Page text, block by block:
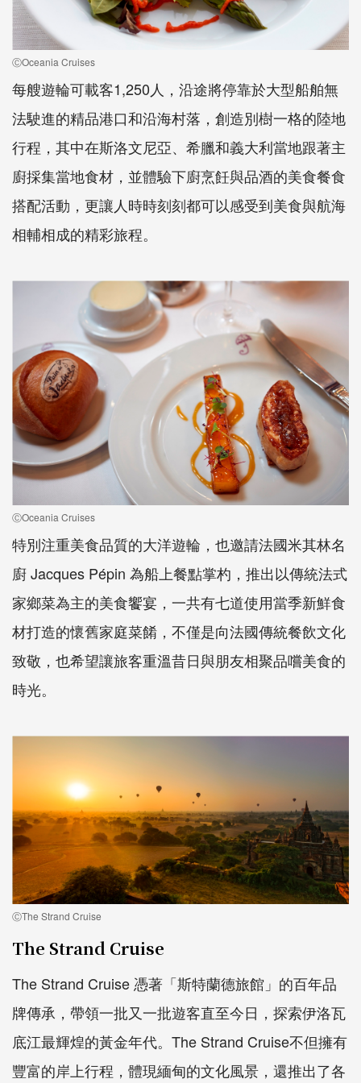
ⒸOceania Cruises
每艘遊輪可載客1,250人，沿途將停靠於大型船舶無
法駛進的精品港口和沿海村落，創造別樹一格的陸地
行程，其中在斯洛文尼亞、希臘和義大利當地跟著主
廚採集當地食材，並體驗下廚烹飪與品酒的美食餐食
搭配活動，更讓人時時刻刻都可以感受到美食與航海
相輔相成的精彩旅程。
ⒸOceania Cruises
特別注重美食品質的大洋遊輪，也邀請法國米其林名
廚 Jacques Pépin 為船上餐點掌杓，推出以傳統法式
家鄉菜為主的美食饗宴，一共有七道使用當季新鮮食
材打造的懷舊家庭菜餚，不僅是向法國傳統餐飲文化
致敬，也希望讓旅客重溫昔日與朋友相聚品嚐美食的
時光。
ⒸThe Strand Cruise
The Strand Cruise
The Strand Cruise 憑著「斯特蘭德旅館」的百年品
牌傳承，帶領一批又一批遊客直至今日，探索伊洛瓦
底江最輝煌的黃金年代。The Strand Cruise不但擁有
豐富的岸上行程，體現緬甸的文化風景，還推出了各